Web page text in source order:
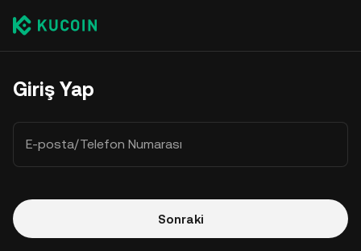
Giriş Yap
E-posta/Telefon Numarası
Sonraki